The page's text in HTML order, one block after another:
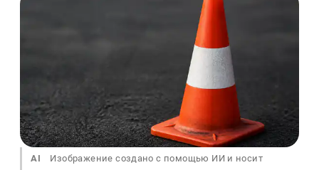
AI
Изображение создано с помощью ИИ и носит